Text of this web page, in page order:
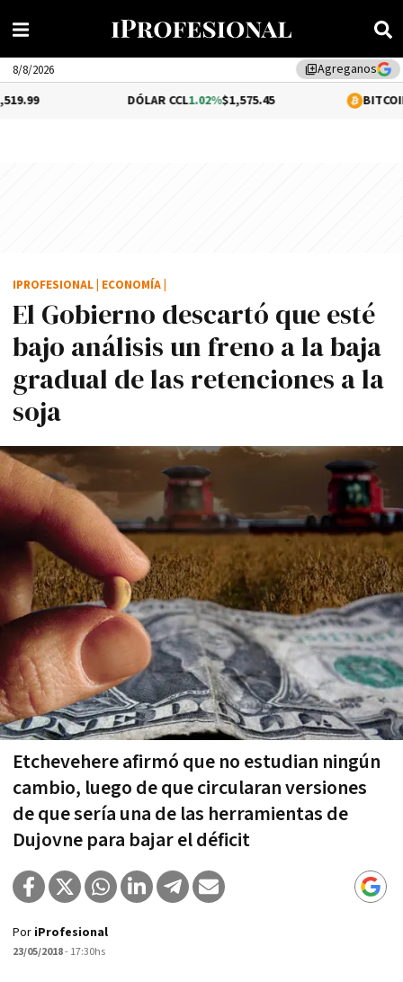
library_addAgreganos
8/8/2026
1.02%$1,575.45 0.2%
El Gobierno descartó que esté
bajo análisis un freno a la baja
gradual de las retenciones a la
soja
Etchevehere afirmó que no estudian ningún
cambio, luego de que circularan versiones
de que sería una de las herramientas de
Dujovne para bajar el déficit
IPROFESIONAL ECONOMÍA
Por iProfesional
23/05/2018- 17:30hs